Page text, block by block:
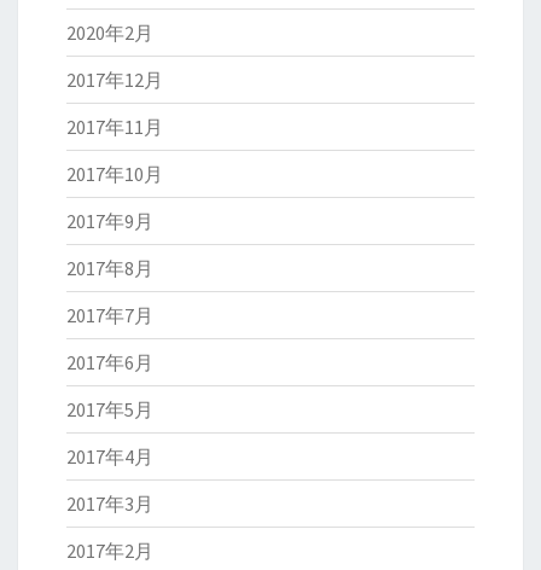
2020年2月
2017年12月
2017年11月
2017年10月
2017年9月
2017年8月
2017年7月
2017年6月
2017年5月
2017年4月
2017年3月
2017年2月